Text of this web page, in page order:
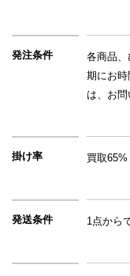
発注条件
各商品
期にお
は、お問
掛け率 買取
発送条件 1点から